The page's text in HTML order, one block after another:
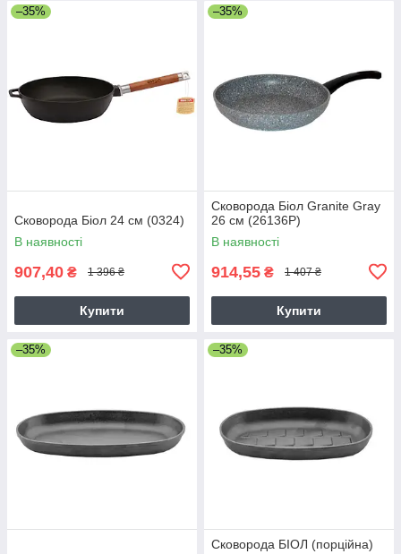
–35%
Сковорода Біол 24 см (0324)
В наявності
907,40 ₴ 1 396 ₴
Купити
–35%
Сковорода Біол Granite Gray
26 см (26136Р)
В наявності
914,55 ₴ 1 407 ₴
Купити
–35% –35%
Сковорода БІОЛ (порційна)